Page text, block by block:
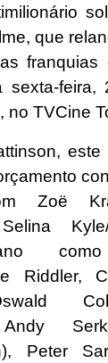
que
franquias
sexta-feira,
no TVCine
este
Zoë
Kyle/
como
Riddler,
Peter